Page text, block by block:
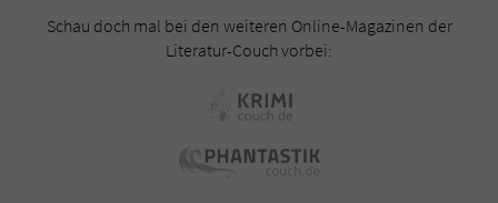
Schau doch mal bei den weiteren Online-Magazinen der
Literatur-Couch vorbei: